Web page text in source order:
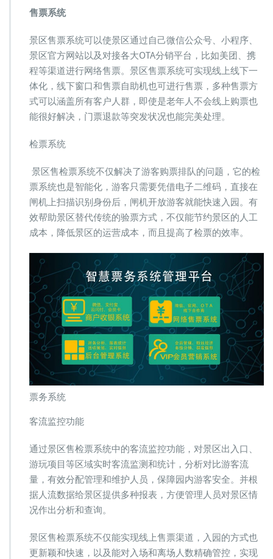
售票系统
景区售票系统可以使景区通过自己微信公众号、小程序、
景区官方网站以及对接各大OTA分销平台，比如美团、携
程等渠道进行网络售票。景区售票系统可实现线上线下一
体化，线下窗口和售票自助机也可进行售票，多种售票方
式可以涵盖所有客户人群，即使是老年人不会线上购票也
能很好解决，门票退款等突发状况也能完美处理。
检票系统
景区售检票系统不仅解决了游客购票排队的问题，它的检
票系统也是智能化，游客只需要凭借电子二维码，直接在
闸机上扫描识别身份后，闸机开放游客就能快速入园。有
效帮助景区替代传统的验票方式，不仅能节约景区的人工
成本，降低景区的运营成本，而且提高了检票的效率。
票务系统
客流监控功能
通过景区售检票系统中的客流监控功能，对景区出入口、
游玩项目等区域实时客流监测和统计，分析对比游客流
量，有效分配管理和维护人员，保障园内游客安全。并根
据人流数据给景区提供多种报表，方便管理人员对景区情
况作出分析和查询。
景区售检票系统不仅能实现线上售票渠道，入园的方式也
更新颖和快速，以及能对入场和离场人数精确管控，实现